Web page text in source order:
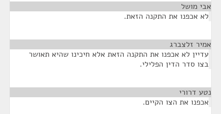
אבי מושל
לא אכפנו את התקנה הזאת.
אמיר זלצברג
עדיין לא אכפנו את התקנה הזאת אלא חיכינו שהיא תאושר
בצו סדר הדין הפלילי.
נטע דרורי
אכפנו את הצו הקיים.